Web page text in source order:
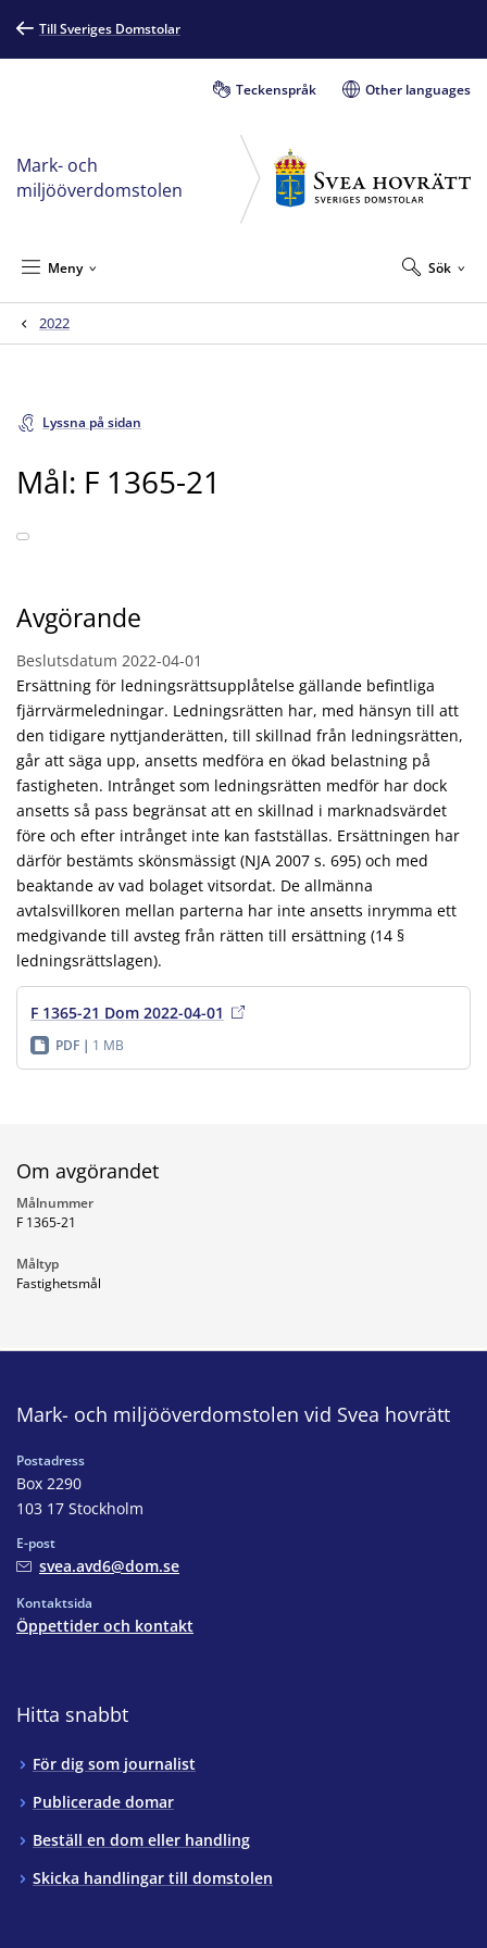
Till Sveriges Domstolar
Teckenspråk Other languages
Mark- och
miljööverdomstolen
Sök
Meny
2022
Lyssna på sidan
Mål: F 1365-21
Avgörande
Beslutsdatum 2022-04-01
Ersättning för ledningsrättsupplåtelse gällande befintliga
fjärrvärmeledningar. Ledningsrätten har, med hänsyn till att
den tidigare nyttjanderätten, till skillnad från ledningsrätten,
går att säga upp, ansetts medföra en ökad belastning på
fastigheten. Intrånget som ledningsrätten medför har dock
ansetts så pass begränsat att en skillnad i marknadsvärdet
före och efter intrånget inte kan fastställas. Ersättningen har
därför bestämts skönsmässigt (NJA 2007 s. 695) och med
beaktande av vad bolaget vitsordat. De allmänna
avtalsvillkoren mellan parterna har inte ansetts inrymma ett
medgivande till avsteg från rätten till ersättning (14 §
ledningsrättslagen).
F 1365-21 Dom 2022-04-01
PDF 1 MB
Om avgörandet
Målnummer
F 1365-21
Måltyp
Fastighetsmål
Mark- och miljööverdomstolen vid Svea hovrätt
Postadress
Box 2290
103 17 Stockholm
E-post
svea.avd6@dom.se
Kontaktsida
Öppettider och kontakt
Hitta snabbt
För dig som journalist
Publicerade domar
Beställ en dom eller handling
Skicka handlingar till domstolen